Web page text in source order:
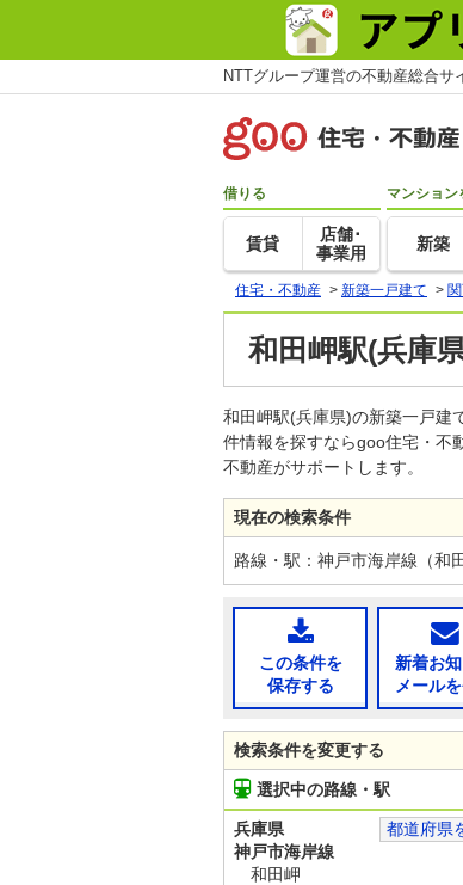
NTTグループ運営の不動産総合サ
借りる
賃貸
店舗･
事業用
マンション
新築
住宅・不動産 > 新築一戸建て >
和田岬駅(兵庫
和田岬駅(兵庫県)の新築一戸建
件情報を探すならgoo住宅・不
不動産がサポートします。
現在の検索条件
路線・駅：神戸市海岸線（和田
この条件を
保存する
新着お
メール
検索条件を変更する
選択中の路線・駅
兵庫県
都道府県
神戸市海岸線
和田岬